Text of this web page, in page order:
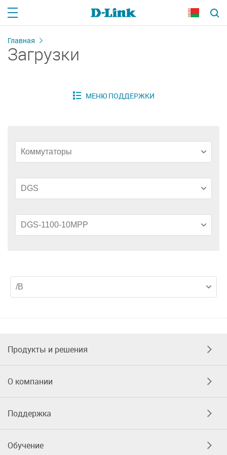
Главная
Загрузки
Продукты и решения
О компании
Поддержка
Обучение